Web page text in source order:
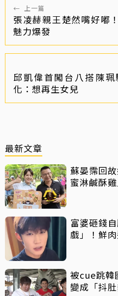
← 上一篇
張凌赫親王楚然嘴好嘟
魅力爆發
邱凱偉首闖台八搭陳
化：想再生女兒
最新文章
蘇晏霈回
蜜淋鹹酥
富婆砸錢
戲」！鮮
被cue跳韓
變成「抖